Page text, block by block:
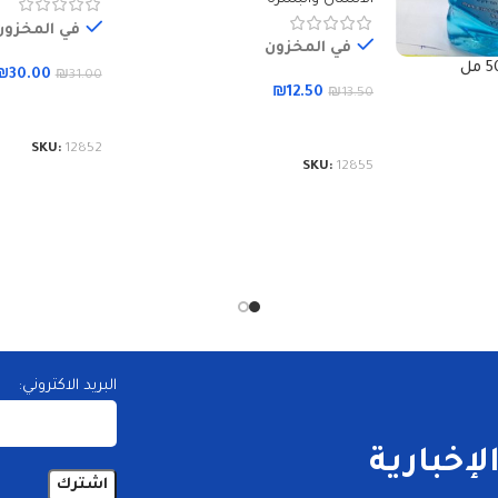
في المخزون
₪13.50
₪12.50
SKU: 12855
في
₪31.00
30.00
SKU: 12852
البريد الاكتروني: